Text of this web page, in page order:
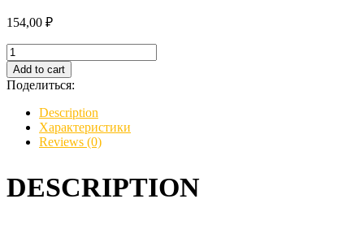
154,00 ₽
Кабель
КПГН1У
4х1,5
quantity
Add to cart
Поделиться:
Description
Характеристики
Reviews (0)
DESCRIPTION